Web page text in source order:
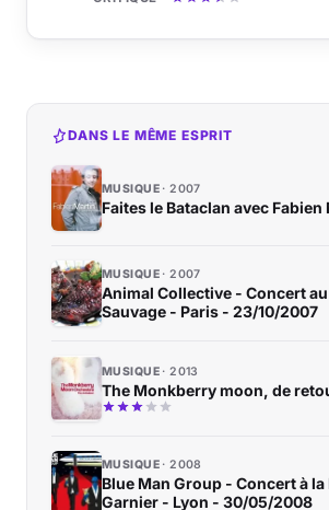
DANS LE MÊME ESPRIT
MUSIQUE 2007
Faites le Bataclan avec Fabien
MUSIQUE 2007
Animal Collective - Concert
Sauvage - Paris - 23/10/2007
MUSIQUE 2013
The Monkberry moon, de
MUSIQUE 2008
Blue Man Group - Concert à la
Garnier - Lyon - 30/05/2008